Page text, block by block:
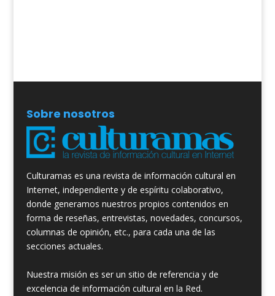
Sobre nosotros
Culturamas es una revista de información cultural en
Internet, independiente y de espíritu colaborativo,
donde generamos nuestros propios contenidos en
forma de reseñas, entrevistas, novedades, concursos,
columnas de opinión, etc., para cada una de las
secciones actuales.
Nuestra misión es ser un sitio de referencia y de
excelencia de información cultural en la Red.